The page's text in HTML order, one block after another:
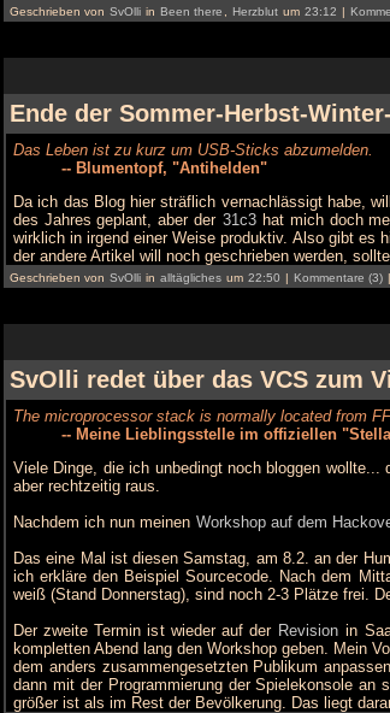
Geschrieben von SvOlli in Been there Herzblut um 23:12 |
Ende der Sommer-Herbst-
Das Leben ist zu kurz um USB-Sticks abzumelden.
-- Blumentopf, "Antihelden"
Da ich das Blog hier sträflich vernachlässigt habe,
des Jahres geplant, aber der 31c3 hat mich doch
wirklich in irgend einer Weise produktiv. Also gibt es
der andere Artikel will noch geschrieben werden,
Geschrieben von SvOlli in alltägliches um 22:50 | Kommentare (3) |
SvOlli redet über das VCS zum
The microprocessor stack is normally located from
-- Meine Lieblingsstelle im offiziellen
Viele Dinge, die ich unbedingt noch bloggen
aber rechtzeitig raus.
Nachdem ich nun meinen Workshop auf dem
Das eine Mal ist diesen Samstag, am 8.2. an der
ich erkläre den Beispiel Sourcecode. Nach dem
weiß (Stand Donnerstag), sind noch 2-3 Plätze frei.
Der zweite Termin ist wieder auf der Revision in
kompletten Abend lang den Workshop geben. Mein
dem anders zusammengesetzten Publikum
dann mit der Programmierung der Spielekonsole
größer ist als im Rest der Bevölkerung. Das liegt